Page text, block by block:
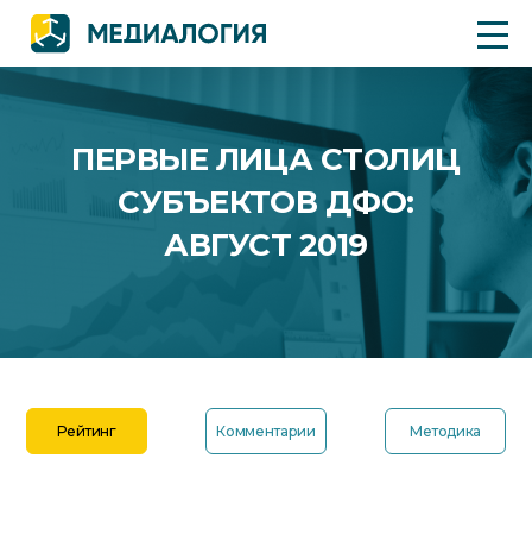
ПЕРВЫЕ ЛИЦА СТОЛИЦ
СУБЪЕКТОВ ДФО:
АВГУСТ 2019
Рейтинг Комментарии Методика